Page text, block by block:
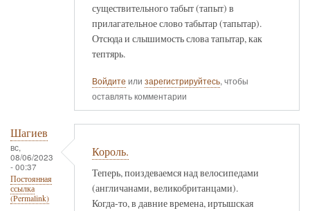
существительного табыт (тапыт) в
прилагательное слово табытар (тапытар).
Отсюда и слышимость слова тапытар, как
тептярь.
Войдите или зарегистрируйтесь, чтобы
оставлять комментарии
Шагиев
вс,
08/06/2023
- 00:37
Постоянная
ссылка
(Permalink)
Король.
Теперь, поиздеваемся над велосипедами
(англичанами, великобританцами).
Когда-то, в давние времена, иртышская